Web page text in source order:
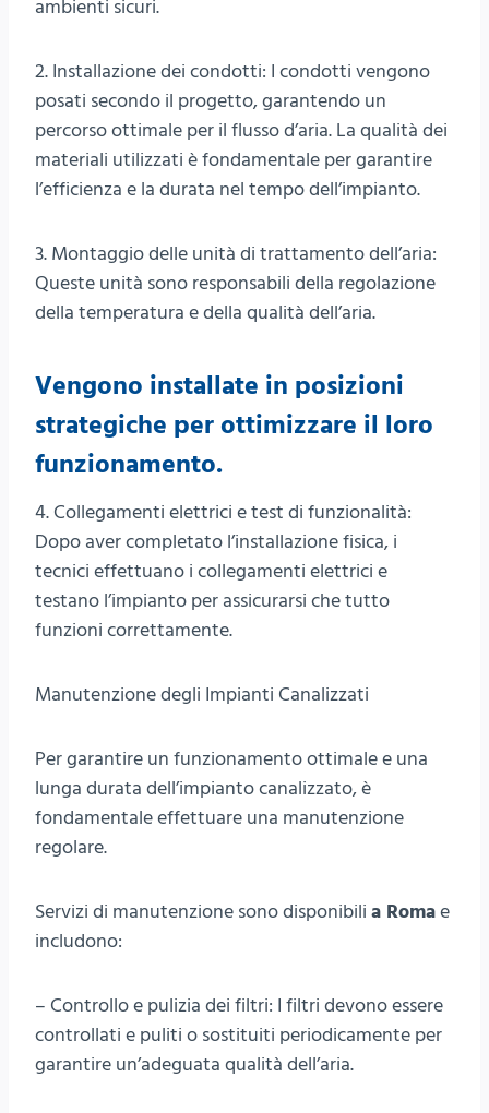
ambienti sicuri.
2. Installazione dei condotti: I condotti vengono
posati secondo il progetto, garantendo un
percorso ottimale per il flusso d’aria. La qualità dei
materiali utilizzati è fondamentale per garantire
l’efficienza e la durata nel tempo dell’impianto.
3. Montaggio delle unità di trattamento dell’aria:
Queste unità sono responsabili della regolazione
della temperatura e della qualità dell’aria.
Vengono installate in posizioni
strategiche per ottimizzare il loro
funzionamento.
4. Collegamenti elettrici e test di funzionalità:
Dopo aver completato l’installazione fisica, i
tecnici effettuano i collegamenti elettrici e
testano l’impianto per assicurarsi che tutto
funzioni correttamente.
Manutenzione degli Impianti Canalizzati
Per garantire un funzionamento ottimale e una
lunga durata dell’impianto canalizzato, è
fondamentale effettuare una manutenzione
regolare.
Servizi di manutenzione sono disponibili a Romae
includono:
– Controllo e pulizia dei filtri: I filtri devono essere
controllati e puliti o sostituiti periodicamente per
garantire un’adeguata qualità dell’aria.